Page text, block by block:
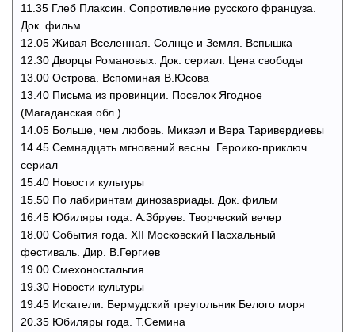
11.35 Глеб Плаксин. Сопротивление русского француза.
Док. фильм
12.05 Живая Вселенная. Солнце и Земля. Вспышка
12.30 Дворцы Романовых. Док. сериал. Цена свободы
13.00 Острова. Вспоминая В.Юсова
13.40 Письма из провинции. Поселок Ягодное
(Магаданская обл.)
14.05 Больше, чем любовь. Микаэл и Вера Таривердиевы
14.45 Семнадцать мгновений весны. Героико-приключ.
сериал
15.40 Новости культуры
15.50 По лабиринтам динозавриады. Док. фильм
16.45 Юбиляры года. А.Збруев. Творческий вечер
18.00 События года. XII Московский Пасхальный
фестиваль. Дир. В.Гергиев
19.00 Смехоностальгия
19.30 Новости культуры
19.45 Искатели. Бермудский треугольник Белого моря
20.35 Юбиляры года. Т.Семина